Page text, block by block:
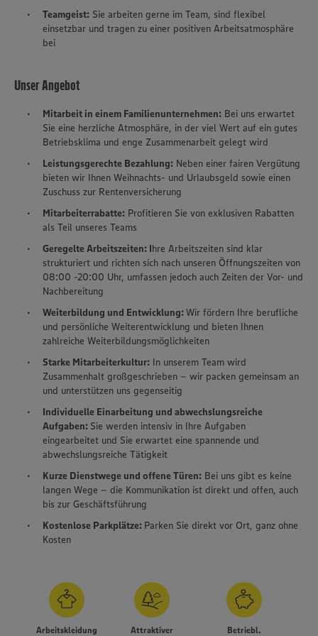
Teamgeist: Sie arbeiten gerne im Team, sind flexibel
einsetzbar und tragen zu einer positiven Arbeitsatmosphäre
bei
Unser Angebot
Mitarbeit in einem Familienunternehmen: Bei uns erwartet
Sie eine herzliche Atmosphäre, in der viel Wert auf ein gutes
Betriebsklima und enge Zusammenarbeit gelegt wird
Leistungsgerechte Bezahlung: Neben einer fairen Vergütung
bieten wir Ihnen Weihnachts- und Urlaubsgeld sowie einen
Zuschuss zur Rentenversicherung
Mitarbeiterrabatte: Profitieren Sie von exklusiven Rabatten
als Teil unseres Teams
Geregelte Arbeitszeiten: Ihre Arbeitszeiten sind klar
strukturiert und richten sich nach unseren Öffnungszeiten von
08:00 -20:00 Uhr, umfassen jedoch auch Zeiten der Vor- und
Nachbereitung
Weiterbildung und Entwicklung:Wir fördern Ihre berufliche
und persönliche Weiterentwicklung und bieten Ihnen
zahlreiche Weiterbildungsmöglichkeiten
Starke Mitarbeiterkultur: In unserem Team wird
Zusammenhalt großgeschrieben – wir packen gemeinsam an
und unterstützen uns gegenseitig
Individuelle Einarbeitung und abwechslungsreiche
Aufgaben: Sie werden intensiv in Ihre Aufgaben
eingearbeitet und Sie erwartet eine spannende und
abwechslungsreiche Tätigkeit
Kurze Dienstwege und offene Türen: Bei uns gibt es keine
langen Wege – die Kommunikation ist direkt und offen, auch
bis zur Geschäftsführung
Kostenlose Parkplätze: Parken Sie direkt vor Ort, ganz ohne
Kosten
Arbeitskleidung
Attraktiver
Betriebl.